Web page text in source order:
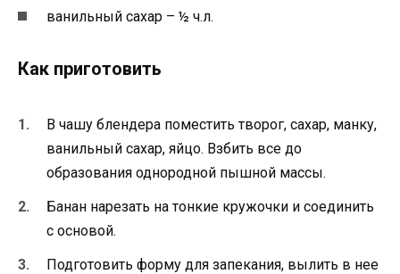
ванильный сахар – ½ ч.л.
Как приготовить
В чашу блендера поместить творог, сахар, манку,
ванильный сахар, яйцо. Взбить все до
образования однородной пышной массы.
Банан нарезать на тонкие кружочки и соединить
с основой.
Подготовить форму для запекания, вылить в нее